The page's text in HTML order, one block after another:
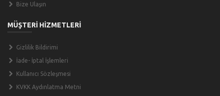
Bize Ulaşın
MÜŞTERİ HİZMETLERİ
Gizlilik Bildirimi
İade- İptal İşlemleri
Kullanıcı Sözleşmesi
KVKK Aydınlatma Metni